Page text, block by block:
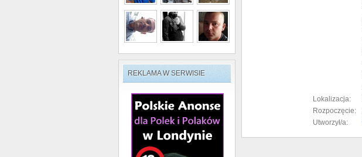
REKLAMA W SERWISIE
Lokalizacja:
Rozpoczęcie:
Utworzył/a: